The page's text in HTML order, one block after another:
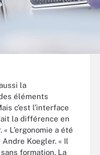
la
éléments
c’est l’interface
la différence en
L’ergonomie a été
Koegler. « Il
formation. La